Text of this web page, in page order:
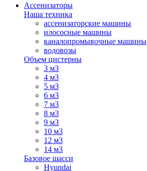
Ассенизаторы
Наша техника
ассенизаторские машины
илососные машины
каналопромывочные машины
водовозы
Объем цистерны
3 м3
4 м3
5 м3
6 м3
7 м3
8 м3
9 м3
10 м3
12 м3
14 м3
Базовое шасси
Hyundai